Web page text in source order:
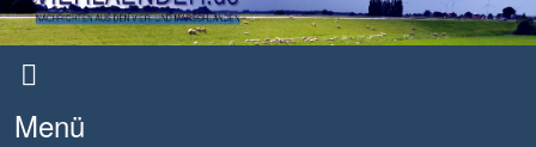
Menü